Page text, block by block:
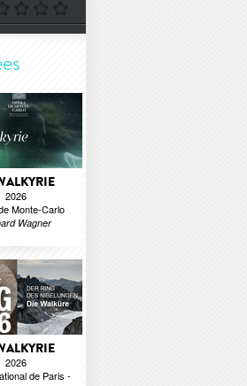
2026
Monte-Carlo
Wagner
2026
de Paris -